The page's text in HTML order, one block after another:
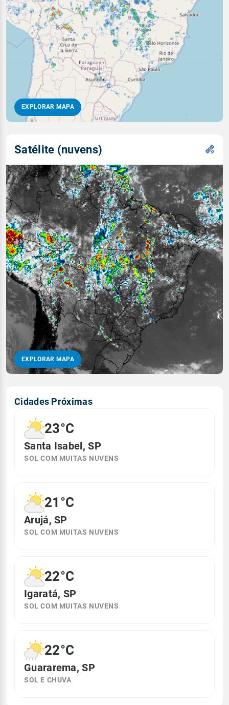
EXPLORAR MAPA
Satélite (nuvens)
EXPLORAR MAPA
Cidades Próximas
23°C
Santa Isabel, SP
SOL COM MUITAS NUVENS
21°C
Arujá, SP
SOL COM MUITAS NUVENS
22°C
Igaratá, SP
SOL COM MUITAS NUVENS
22°C
Guararema, SP
SOL E CHUVA